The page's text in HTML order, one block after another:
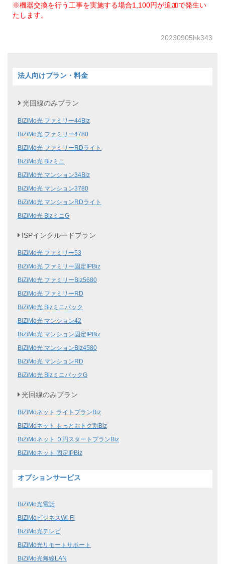
※機器交換を行う工事を実施する場合1,100円が追加で発生い
たします。
20230905hk343
法人向けプラン・料金
光回線のみプラン
BiZiMo光 ファミリー44Biz
BiZiMo光 ファミリー4780
BiZiMo光 ファミリーRDライト
BiZiMo光 Bizミニ
BiZiMo光 マンション34Biz
BiZiMo光 マンション3780
BiZiMo光 マンションRDライト
BiZiMo光 BizミニG
ISPインクルードプラン
BiZiMo光 ファミリー53
BiZiMo光 ファミリー固定IPBiz
BiZiMo光 ファミリーBiz5680
BiZiMo光 ファミリーRD
BiZiMo光 Bizミニパック
BiZiMo光 マンション42
BiZiMo光 マンション固定IPBiz
BiZiMo光 マンションBiz4580
BiZiMo光 マンションRD
BiZiMo光 BizミニパックG
光回線のみプラン
BiZiMoネット ライトプランBiz
BiZiMoネット もっとおトク割Biz
BiZiMoネット ０円スタートプランBiz
BiZiMoネット 固定IPBiz
オプションサービス
BiZiMo光電話
BiZiMoビジネスWi-Fi
BiZiMo光テレビ
BiZiMo光リモートサポート
BiZiMo光無線LAN